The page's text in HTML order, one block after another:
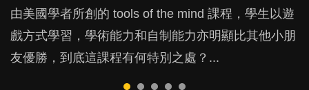
由美國學者所創的 tools of the mind 課程，學生以遊
戲方式學習，學術能力和自制能力亦明顯比其他小朋
友優勝，到底這課程有何特別之處？...
現今小朋友的起跑線，愈推愈前。雖然政府並無官方
的統計數字，但粗略估算，香港至少有六、七百家早
期教育中心，但孩子是否愈早上Playgroup愈好？...
鬱，影響日常生活，嚴重的甚至會有自殺，或傷害小
朋友的念頭。但為何爸爸患上產後抑鬱往往難以察
覺？...
父母日夜無間、身心俱疲地照顧BB，如何做到正向
教養？部份父母更會為了小朋友放棄自己的嗜好、減
少出席朋友聚會等等，你以為會換來美好的親子關
許多媽媽心底可能都有一刻掙扎過：究竟全職好，還
是在職好。雖說每個家庭都有自己的獨特狀況和考慮
因素，但原來全職和在職媽媽所養育的子女其實都各